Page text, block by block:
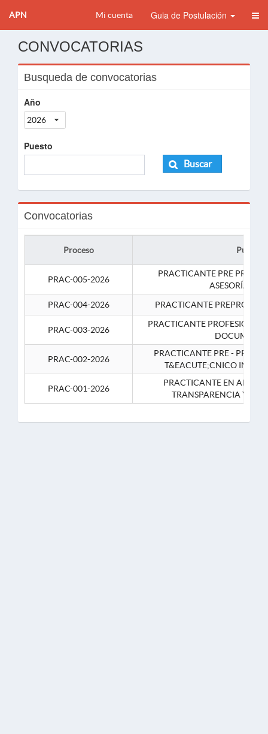
APN Mi cuenta Guia de Postulación
CONVOCATORIAS
Busqueda de convocatorias
Año
2026
Puesto
Buscar
Convocatorias
Proceso Puesto
PRAC-005-2026
PRACTICANTE PRE
ASESORÍA
PRAC-004-2026
PRACTICANTE
PRAC-003-2026
PRACTICANTE
PRAC-002-2026
PRACTICANTE PRE -
T&EACUTE;CNICO
PRAC-001-2026
PRACTICANTE EN APOYO
TRANSPARENCIA Y